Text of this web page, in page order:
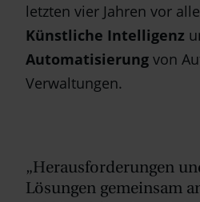
letzten vier Jahren vor
Künstliche Intelligenz
Automatisierung von
Verwaltungen.
„Herausforderungen
Lösungen gemeinsam